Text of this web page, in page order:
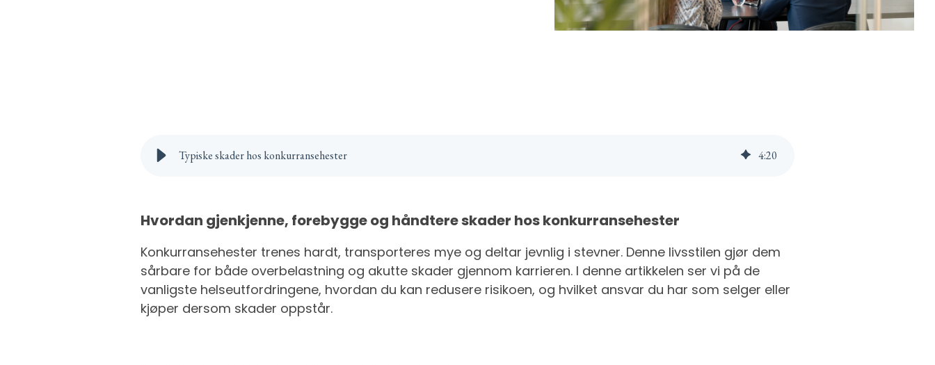
Typiske skader hos konkurransehester 4:20
Hvordan gjenkjenne, forebygge og håndtere skader hos konkurransehester
Konkurransehester trenes hardt, transporteres mye og deltar jevnlig i stevner. Denne livsstilen gjør dem
sårbare for både overbelastning og akutte skader gjennom karrieren. I denne artikkelen ser vi på de
vanligste helseutfordringene, hvordan du kan redusere risikoen, og hvilket ansvar du har som selger eller
kjøper dersom skader oppstår.